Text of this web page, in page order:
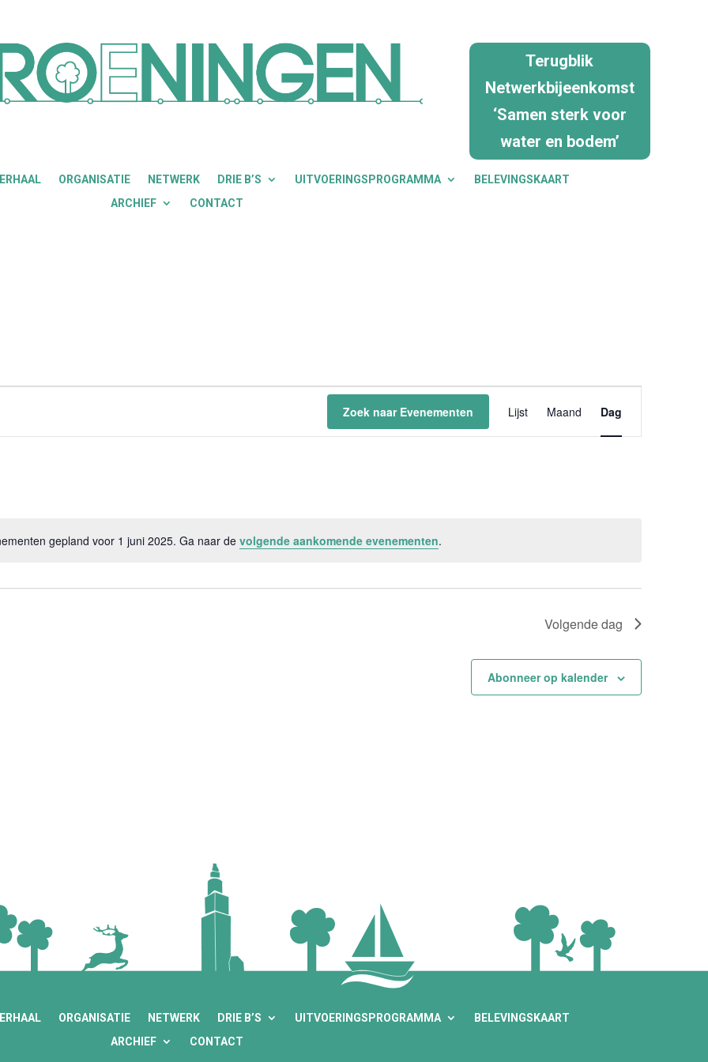
Terugblik
Netwerkbijeenkomst
‘Samen sterk voor
water en bodem’
ORGANISATIE NETWERK DRIE B’S UITVOERINGSPROGRAMMA
BELEVINGSKAART
ARCHIEF
CONTACT
Bericht
gepland voor 1 juni 2025. Ga naar devolgende aankomende evenementen.
Zoek naar Evenementen
weergaven
Lijst Maand Dag
Volgende dag
Abonneer op kalender
ORGANISATIE NETWERK DRIE B’S UITVOERINGSPROGRAMMA
BELEVINGSKAART
ARCHIEF
CONTACT